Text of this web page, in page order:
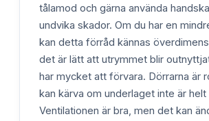
tålamod och gärna använda
undvika skador. Om du har en
kan detta förråd kännas
det är lätt att utrymmet blir
har mycket att förvara. Dörrarna är
kan kärva om underlaget inte är helt
Ventilationen är bra, men det kan